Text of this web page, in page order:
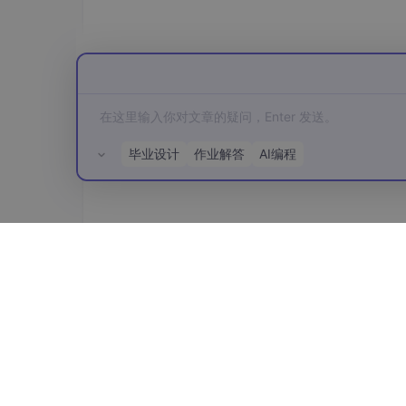
毕业设计 作业解答 AI编程